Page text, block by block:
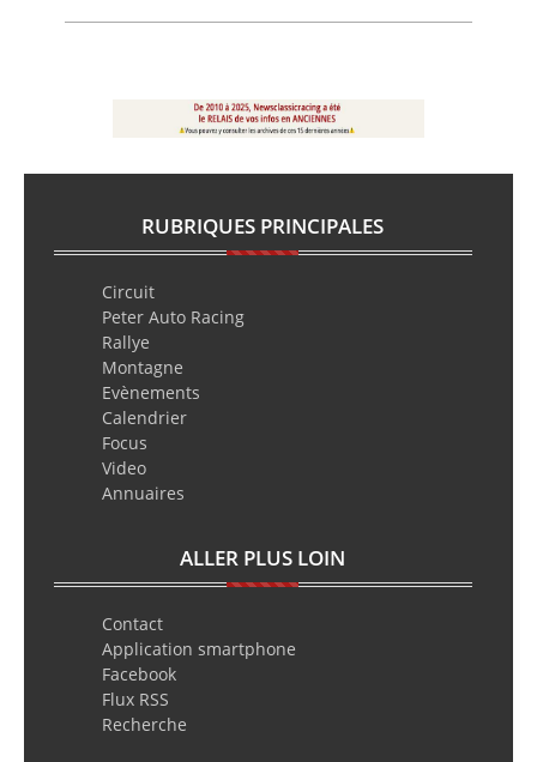
RUBRIQUES PRINCIPALES
Circuit
Peter Auto Racing
Rallye
Montagne
Evènements
Calendrier
Focus
Video
Annuaires
ALLER PLUS LOIN
Contact
Application smartphone
Facebook
Flux RSS
Recherche